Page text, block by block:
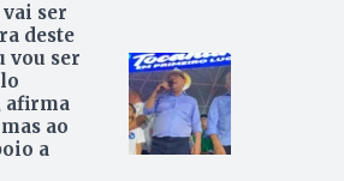
vai ser
deste
vou ser
afirma
ao
a